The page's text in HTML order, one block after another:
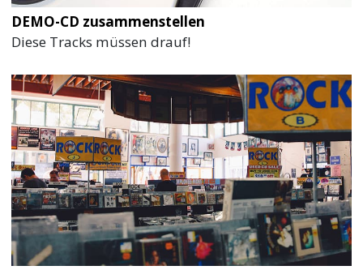
DEMO-CD zusammenstellen
Diese Tracks müssen drauf!